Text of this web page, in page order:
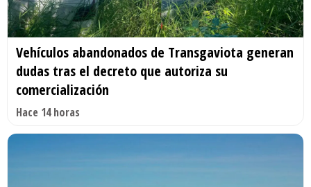
Vehículos abandonados de Transgaviota generan
dudas tras el decreto que autoriza su
comercialización
Hace 14 horas